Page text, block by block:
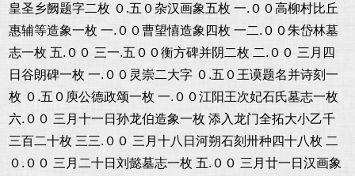
皇圣乡阙题字二枚 ０.五０杂汉画象五枚 一.００高柳村比丘
惠辅等造象一枚 一.００曹望憘造象四枚 一二.００朱岱林墓
志一枚 五.００ 三一.五００衡方碑并阴二枚 二.００ 三月四
日谷朗碑一枚 一.００灵崇二大字 ０.五０王谟题名并诗刻一
枚 ０.五０庾公德政颂一枚 一.００江阳王次妃石氏墓志一枚
六.００ 三月十一日孙龙伯造象一枚 添入龙门全拓大小乙千
三百二十枚 三三.００ 三月十八日河朔石刻卅种四十八枚 二
０.００ 三月二十日刘懿墓志一枚 五.００ 三月廿一日汉画象